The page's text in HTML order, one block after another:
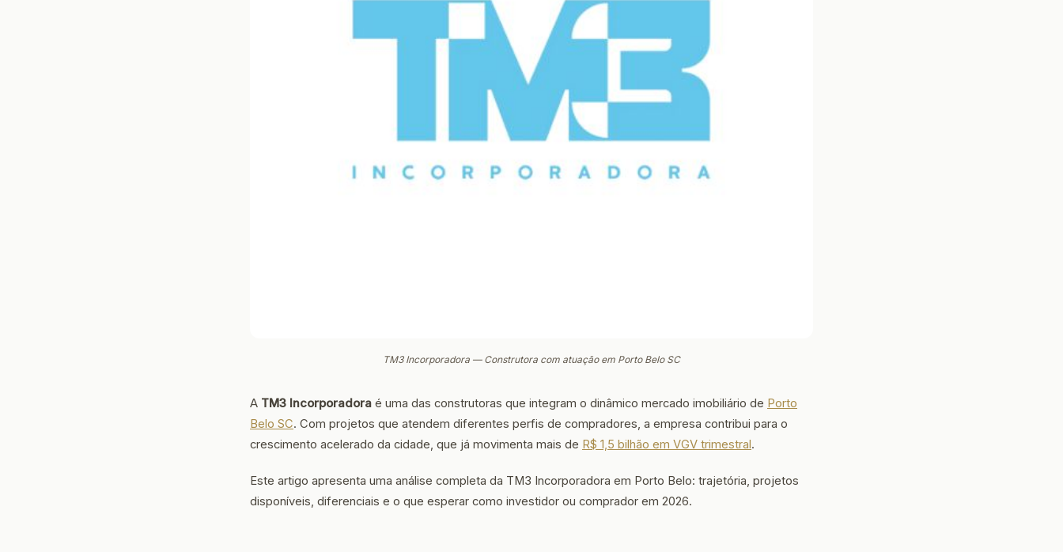
TM3 Incorporadora — Construtora com atuação em Porto Belo SC
A TM3 Incorporadora é uma das construtoras que integram o dinâmico mercado imobiliário de Porto
Belo SC. Com projetos que atendem diferentes perfis de compradores, a empresa contribui para o
crescimento acelerado da cidade, que já movimenta mais de R$ 1,5 bilhão em VGV trimestral.
Este artigo apresenta uma análise completa da TM3 Incorporadora em Porto Belo: trajetória, projetos
disponíveis, diferenciais e o que esperar como investidor ou comprador em 2026.